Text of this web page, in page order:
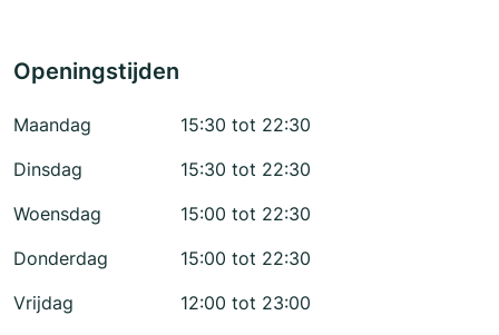
Openingstijden
Maandag
15:30 tot 22:30
Dinsdag
15:30 tot 22:30
Woensdag
15:00 tot 22:30
Donderdag
15:00 tot 22:30
Vrijdag
12:00 tot 23:00